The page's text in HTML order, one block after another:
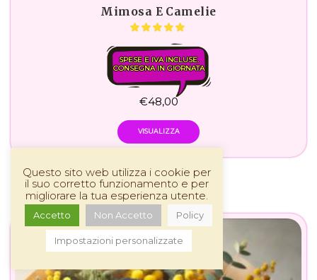
Mimosa E Camelie
SPESE E IVA INCLUSE.
CONSEGNA IN GIORNATA
€48,00
VISUALIZZA
Questo sito web utilizza i cookie per
il suo corretto funzionamento e per
migliorare la tua esperienza utente.
Accetto Non Accetto Policy
Impostazioni personalizzate